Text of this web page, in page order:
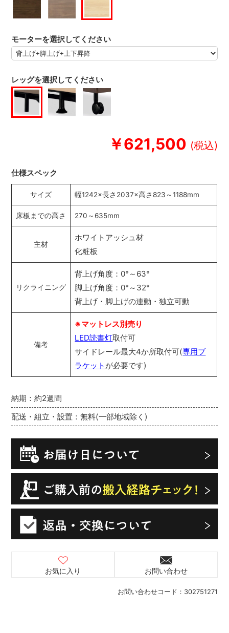
￥621,500
お問い合わせコード： 302751271
納期：約2週間
配送・組立・設置：無料(一部地域除く)
モーターを選択してください
レッグを選択してください
お気に入り お問い合わせ
仕様スペック
サイズ 幅1242×長さ2037×高さ823～1188mm
床板までの高さ 270～635mm
主材
ホワイトアッシュ材
化粧板
リクライニング
背上げ角度：0°～63°
脚上げ角度：0°～32°
背上げ・脚上げの連動・独立可動
備考
※マットレス別売り
LED読書灯取付可
サイドレール最大4か所取付可(専用ブ
ラケット が必要です)